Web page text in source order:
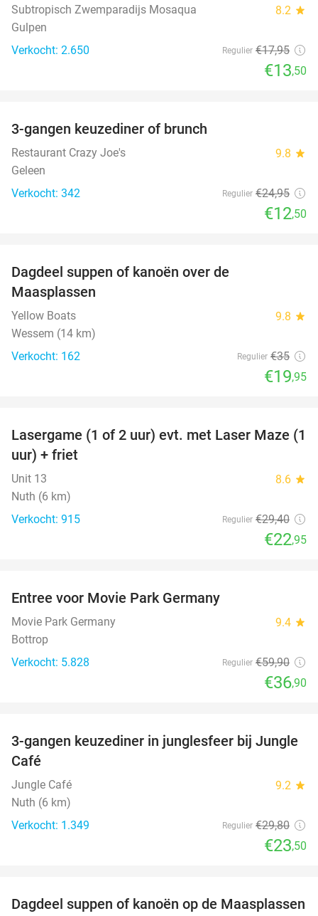
Subtropisch Zwemparadijs Mosaqua 8.2 star
Gulpen
Verkocht: 2.650
Regulier €17,95
€13,50
3-gangen keuzediner of brunch
Restaurant Crazy Joe's 9.8 star
Geleen
Verkocht: 342
Regulier €24,95
€12,50
Dagdeel suppen of kanoën over de
Maasplassen
Yellow Boats 9.8 star
Wessem (14 km)
Verkocht: 162
Regulier €35
€19,95
22%
Lasergame (1 of 2 uur) evt. met Laser Maze (1
uur) + friet
Unit 13 8.6 star
Nuth (6 km)
Verkocht: 915
Regulier €29,40
€22,95
Entree voor Movie Park Germany
Movie Park Germany 9.4 star
Bottrop
Verkocht: 5.828
Regulier €59,90
€36,90
21%
3-gangen keuzediner in junglesfeer bij Jungle
Café
Jungle Café 9.2 star
Nuth (6 km)
Verkocht: 1.349
Regulier €29,80
€23,50
43%
Dagdeel suppen of kanoën op de Maasplassen